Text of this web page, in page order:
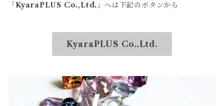
「 KyaraPLUS Co.,Ltd. 」へは下記のボタンから
KyaraPLUS Co.,Ltd.